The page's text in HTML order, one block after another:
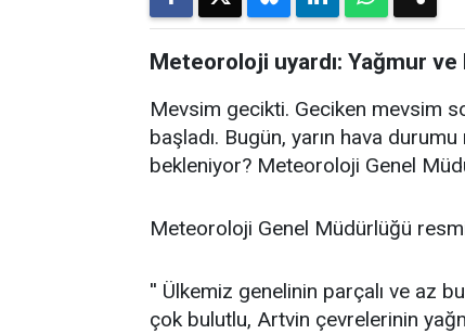
Meteoroloji uyardı: Yağmur ve
Mevsim gecikti. Geciken mevsim
başladı. Bugün, yarın hava
bekleniyor? Meteoroloji Genel
Meteoroloji Genel Müdürlüğü
'' Ülkemiz genelinin parçalı ve az
çok bulutlu, Artvin çevrelerinin